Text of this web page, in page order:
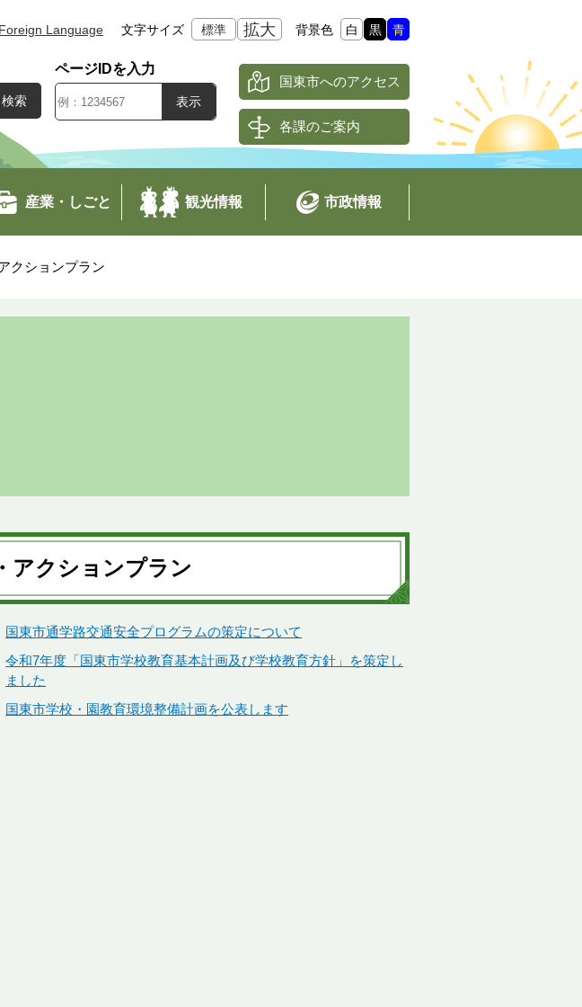
Foreign Language 文字サイズ 標準 拡大 背景色 白 黒 青
ページIDを入力
国東市へのアクセス
各課のご案内
産業・しごと 観光情報 市政情報
クションプラン
アクションプラン
国東市通学路交通安全プログラムの策定について
令和7年度「国東市学校教育基本計画及び学校教育方針」を策定し
ました
国東市学校・園教育環境整備計画を公表します